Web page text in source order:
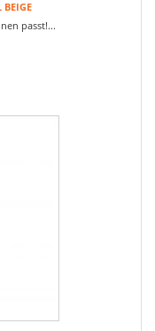
BEIGE
passt!...